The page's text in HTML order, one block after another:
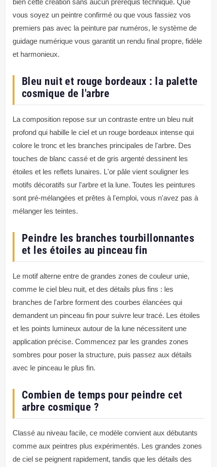
vous soyez un peintre confirmé ou que vous fassiez vos
premiers pas avec la peinture par numéros, le système de
guidage numérique vous garantit un rendu final propre, fidèle
et harmonieux.
Bleu nuit et rouge bordeaux : la palette
cosmique de l'arbre
La composition repose sur un contraste entre un bleu nuit
profond qui habille le ciel et un rouge bordeaux intense qui
colore le tronc et les branches principales de l'arbre. Des
touches de blanc cassé et de gris argenté dessinent les
étoiles et les reflets lunaires. L'or pâle vient souligner les
motifs décoratifs sur l'arbre et la lune. Toutes les peintures
sont pré-mélangées et prêtes à l'emploi, vous n'avez pas à
mélanger les teintes.
Peindre les branches tourbillonnantes
et les étoiles au pinceau fin
Le motif alterne entre de grandes zones de couleur unie,
comme le ciel bleu nuit, et des détails plus fins : les
branches de l'arbre forment des courbes élancées qui
demandent un pinceau fin pour suivre leur tracé. Les étoiles
et les points lumineux autour de la lune nécessitent une
application précise. Commencez par les grandes zones
sombres pour poser la structure, puis passez aux détails
avec le pinceau le plus fin.
Combien de temps pour peindre cet
arbre cosmique ?
Classé au niveau facile, ce modèle convient aux débutants
comme aux peintres plus expérimentés. Les grandes zones
de ciel se peignent rapidement, tandis que les détails des